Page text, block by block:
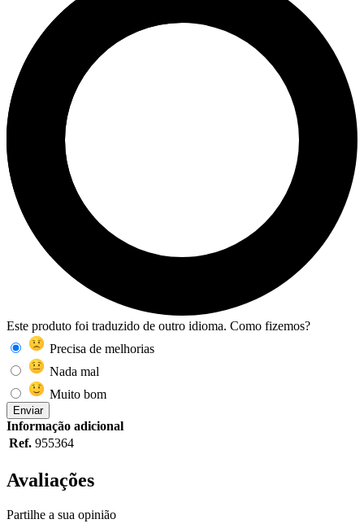
Este produto foi traduzido de outro idioma. Como fizemos?
Precisa de melhorias
Nada mal
Muito bom
Enviar
Informação adicional
Ref. 955364
Avaliações
Partilhe a sua opinião